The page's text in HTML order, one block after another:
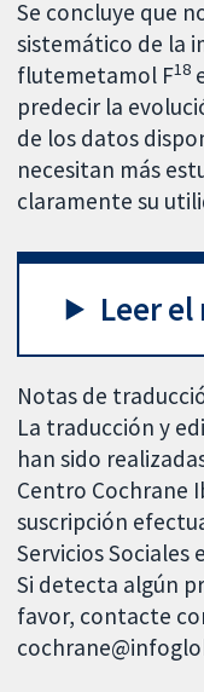
Se concluye que
sistemático de la
flutemetamol F18
predecir la
de los datos
necesitan más
claramente su
Leer
Notas de
La traducción y
han sido
Centro Cochrane
suscripción
Servicios Sociales
Si detecta algún
favor, contacte